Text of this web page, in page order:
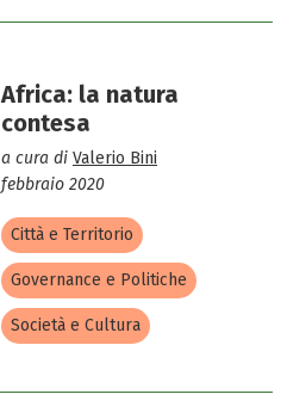
Africa: la natura
contesa
a cura di Valerio Bini
febbraio 2020
Città e Territorio
Governance e Politiche
Società e Cultura